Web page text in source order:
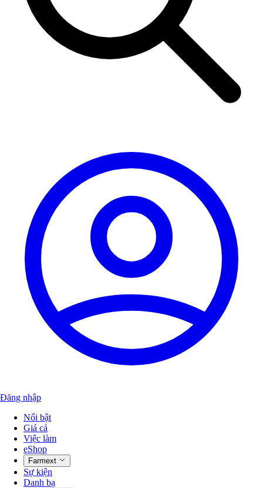
Đăng nhập
Nổi bật
Giá cả
Việc làm
eShop
Farmext
Sự kiện
Danh bạ